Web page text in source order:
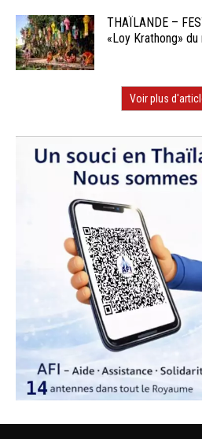
THAÏLANDE –
«Loy Krathong» du
Voir plus